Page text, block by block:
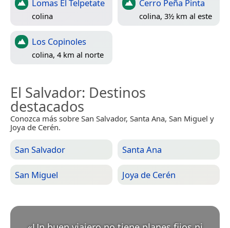
Lomas El Telpetate
colina
Cerro Peña Pinta
colina, 3½ km al este
Los Copinoles
colina, 4 km al norte
El Salvador: Destinos
destacados
Conozca más sobre San Salvador, Santa Ana, San Miguel y
Joya de Cerén.
San Salvador Santa Ana
San Miguel Joya de Cerén